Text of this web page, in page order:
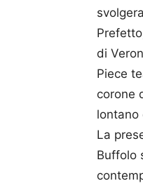
di
Piece
corone
lontano
La
Buffolo